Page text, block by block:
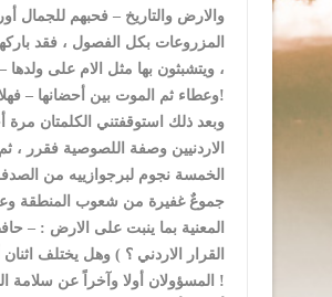
والارض والتاريخ – فحبهم للجمال
المزروعات بكل الفصول ، فقد
، ويتشبثون بها مثل الام على
وعطاء ثم الموت بين أحضانها – فهلا يدرك النظام المسؤول هذا المفهوم وهذا الشعور الانساني ؟!
وبعد ذلك استوقفتني الكلمتان
الاردنيين وصفة اللصوصية فقرر ،
الخمسة نجوم لبرجوازييه من
جموعٌ غفيرة من شعوب المنطقة
المعنية بما ينبت على الارض : –
القرار الاردني ؟ ) وهل يختلف
المسؤولان أولا وآخراً عن سلامة المواطن ومقدراته وأرضه التي تنتهك يوما بعد يوم بممارسات رسمية مقصودة بأدوات الإعلام الكاذب !